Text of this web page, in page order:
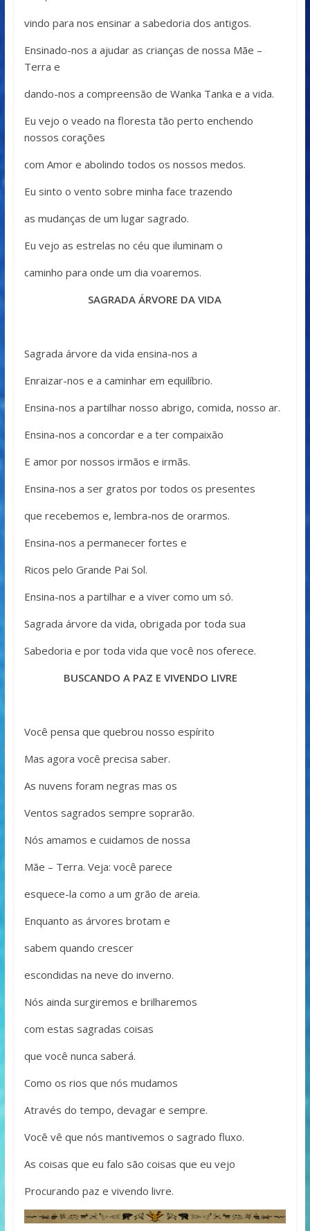
vindo para nos ensinar a sabedoria dos antigos.
Ensinado-nos a ajudar as crianças de nossa Mãe –
Terra e
dando-nos a compreensão de Wanka Tanka e a vida.
Eu vejo o veado na floresta tão perto enchendo
nossos corações
com Amor e abolindo todos os nossos medos.
Eu sinto o vento sobre minha face trazendo
as mudanças de um lugar sagrado.
Eu vejo as estrelas no céu que iluminam o
caminho para onde um dia voaremos.
SAGRADA ÁRVORE DA VIDA
Sagrada árvore da vida ensina-nos a
Enraizar-nos e a caminhar em equilíbrio.
Ensina-nos a partilhar nosso abrigo, comida, nosso ar.
Ensina-nos a concordar e a ter compaixão
E amor por nossos irmãos e irmãs.
Ensina-nos a ser gratos por todos os presentes
que recebemos e, lembra-nos de orarmos.
Ensina-nos a permanecer fortes e
Ricos pelo Grande Pai Sol.
Ensina-nos a partilhar e a viver como um só.
Sagrada árvore da vida, obrigada por toda sua
Sabedoria e por toda vida que você nos oferece.
BUSCANDO A PAZ E VIVENDO LIVRE
Você pensa que quebrou nosso espírito
Mas agora você precisa saber.
As nuvens foram negras mas os
Ventos sagrados sempre soprarão.
Nós amamos e cuidamos de nossa
Mãe – Terra. Veja: você parece
esquece-la como a um grão de areia.
Enquanto as árvores brotam e
sabem quando crescer
escondidas na neve do inverno.
Nós ainda surgiremos e brilharemos
com estas sagradas coisas
que você nunca saberá.
Como os rios que nós mudamos
Através do tempo, devagar e sempre.
Você vê que nós mantivemos o sagrado fluxo.
As coisas que eu falo são coisas que eu vejo
Procurando paz e vivendo livre.